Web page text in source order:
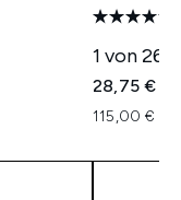
1 von 26
28,75 €
115,00 €